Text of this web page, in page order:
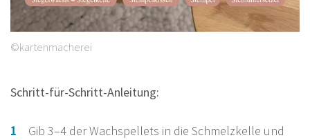
©kartenmacherei
Schritt-für-Schritt-Anleitung:
Gib 3–4 der Wachspellets in die Schmelzkelle und